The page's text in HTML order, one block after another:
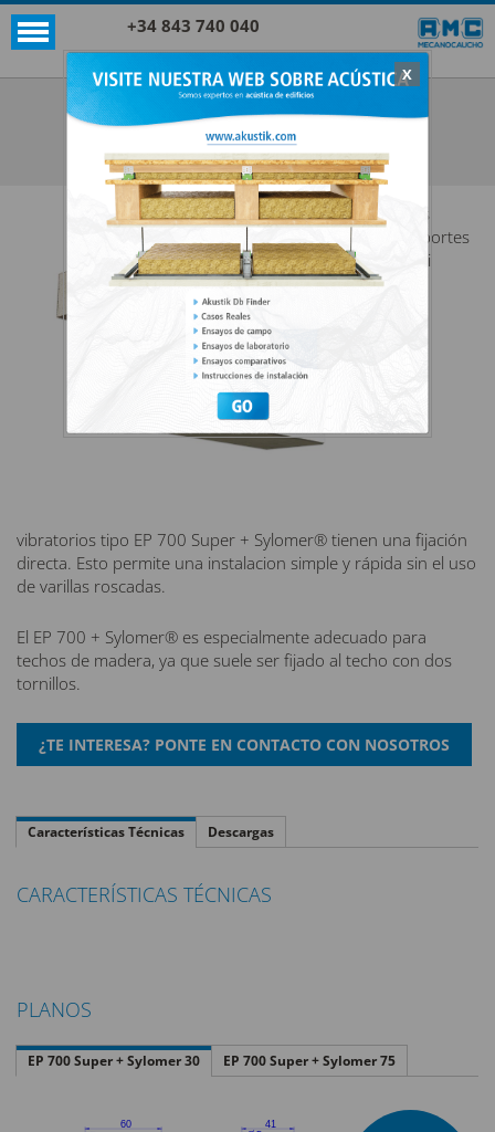
+34 843 740 040
X
Akustik + Sylomer®
EP 700 SUPER + SYLOMER®
VER TODO AKUSTIK + SYLOMER®
Los
soportes
anti
vibratorios tipo EP 700 Super + Sylomer® tienen una fijación
directa. Esto permite una instalacion simple y rápida sin el uso
de varillas roscadas.
El EP 700 + Sylomer® es especialmente adecuado para
techos de madera, ya que suele ser fijado al techo con dos
tornillos.
Características Técnicas Descargas
CARACTERÍSTICAS TÉCNICAS
PLANOS
EP 700 Super + Sylomer 30 EP 700 Super + Sylomer 75